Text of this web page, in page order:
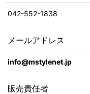
042-552-1838
メールアドレス
info@mstylenet.jp
販売責任者